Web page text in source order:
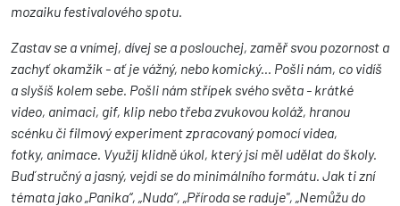
mozaiku festivalového spotu.
Zastav se a vnímej, dívej se a poslouchej, zaměř svou pozornost a
zachyť okamžik - ať je vážný, nebo komický... Pošli nám, co vidíš
a slyšíš kolem sebe. Pošli nám střípek svého světa - krátké
video, animaci, gif, klip nebo třeba zvukovou koláž, hranou
scénku či filmový experiment zpracovaný pomocí videa,
fotky, animace. Využij klidně úkol, který jsi měl udělat do školy.
Buď stručný a jasný, vejdi se do minimálního formátu. Jak ti zní
témata jako „Panika“, „Nuda“, „Příroda se raduje", „Nemůžu do